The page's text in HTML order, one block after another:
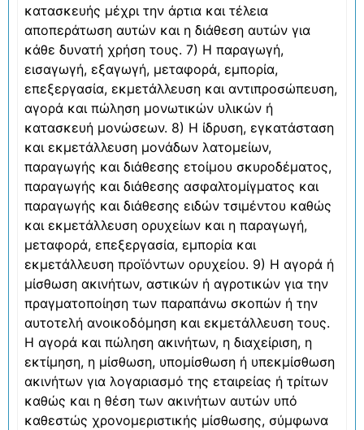
κατασκευής μέχρι την άρτια και τέλεια
αποπεράτωση αυτών και η διάθεση αυτών για
κάθε δυνατή χρήση τους. 7) Η παραγωγή,
εισαγωγή, εξαγωγή, μεταφορά, εμπορία,
επεξεργασία, εκμετάλλευση και αντιπροσώπευση,
αγορά και πώληση μονωτικών υλικών ή
κατασκευή μονώσεων. 8) Η ίδρυση, εγκατάσταση
και εκμετάλλευση μονάδων λατομείων,
παραγωγής και διάθεσης ετοίμου σκυροδέματος,
παραγωγής και διάθεσης ασφαλτομίγματος και
παραγωγής και διάθεσης ειδών τσιμέντου καθώς
και εκμετάλλευση ορυχείων και η παραγωγή,
μεταφορά, επεξεργασία, εμπορία και
εκμετάλλευση προϊόντων ορυχείου. 9) Η αγορά ή
μίσθωση ακινήτων, αστικών ή αγροτικών για την
πραγματοποίηση των παραπάνω σκοπών ή την
αυτοτελή ανοικοδόμηση και εκμετάλλευση τους.
Η αγορά και πώληση ακινήτων, η διαχείριση, η
εκτίμηση, η μίσθωση, υπομίσθωση ή υπεκμίσθωση
ακινήτων για λογαριασμό της εταιρείας ή τρίτων
καθώς και η θέση των ακινήτων αυτών υπό
καθεστώς χρονομεριστικής μίσθωσης, σύμφωνα